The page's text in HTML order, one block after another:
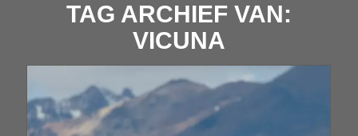
TAG ARCHIEF VAN:
VICUNA